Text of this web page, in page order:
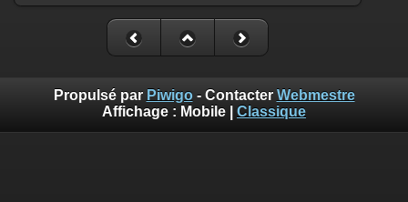
Propulsé par Piwigo- Contacter Webmestre
Affichage : Mobile Classique